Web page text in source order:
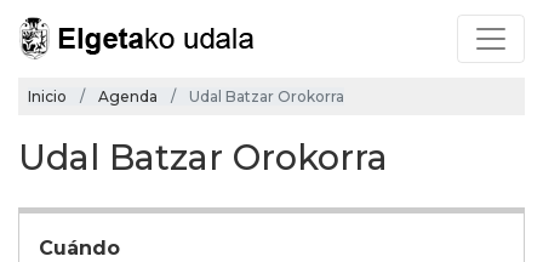
Inicio Agenda Udal Batzar Orokorra
Udal Batzar Orokorra
Cuándo